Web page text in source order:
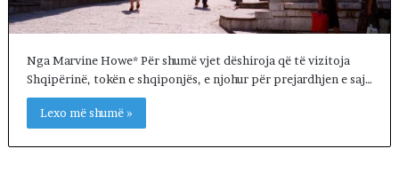
Nga Marvine Howe* Për shumë vjet dëshiroja që të vizitoja
Shqipërinë, tokën e shqiponjës, e njohur për prejardhjen e saj…
Lexo më shumë »